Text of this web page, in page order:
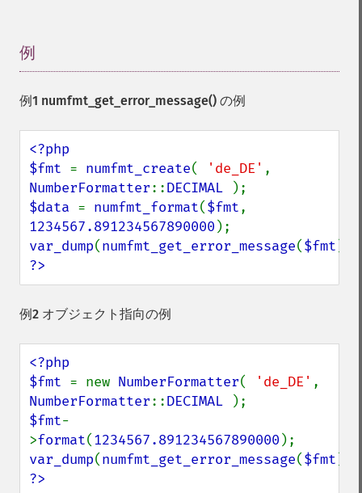
例
例1 numfmt_get_error_message() の例
<?php
$fmt = numfmt_create( 'de_DE'
NumberFormatter::DECIMAL
$data = numfmt_format($fmt
1234567.891234567890000
var_dump(numfmt_get_error_message($fmt
?>
例2 オブジェクト指向の例
<?php
$fmt = new NumberFormatter( 'de_DE'
NumberFormatter::DECIMAL
$fmt-
>format(1234567.891234567890000
var_dump(numfmt_get_error_message($fmt
?>